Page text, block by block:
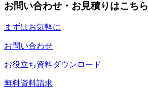
お問い合わせ・お見積りはこちら
まずはお気軽に
お問い合わせ
お役立ち資料ダウンロード
無料資料請求